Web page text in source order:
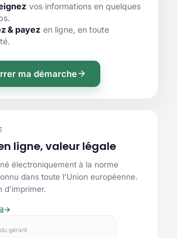
vos informations en quelques
& payez en ligne, en toute
ma démarche
ligne, valeur légale
électroniquement à la norme
dans toute l'Union européenne.
d'imprimer.
gérant